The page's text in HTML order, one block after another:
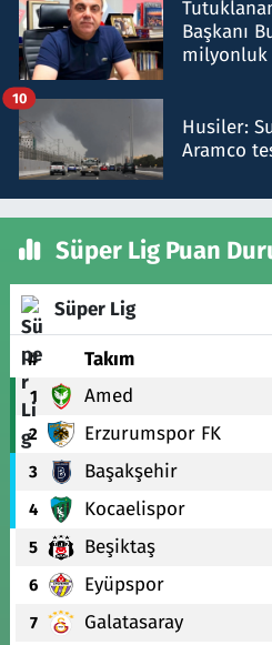
Başkanı
milyonluk
Husiler:
Aramco
10
Süper Lig Puan
Süper Lig
# Takım
1 Amed
2 Erzurumspor FK
3 Başakşehir
4 Kocaelispor
5 Beşiktaş
6 Eyüpspor
7 Galatasaray